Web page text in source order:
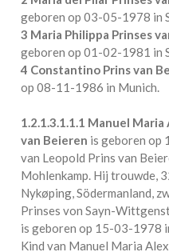
geboren op 03-05-1978 in
3 Maria Philippa Prinses
geboren op 01-02-1981 in
4 Constantino Prins van
op 08-11-1986 in Munich.
1.2.1.3.1.1.1 Manuel Maria
van Beieren is geboren op
van Leopold Prins van
Mohlenkamp. Hij trouwde,
Nykøping, Södermanland,
Prinses von Sayn-
is geboren op 15-03-1978
Kind van Manuel Maria